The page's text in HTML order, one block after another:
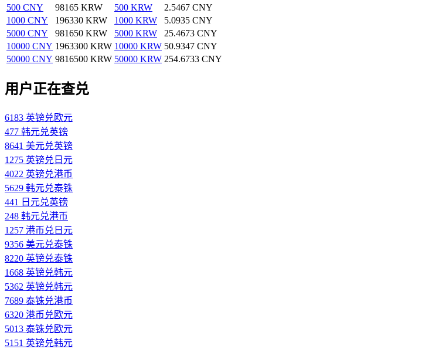
500 CNY
98165 KRW 500 KRW
2.5467 CNY
1000 CNY
196330 KRW 1000 KRW
5.0935 CNY
5000 CNY
981650 KRW 5000 KRW
25.4673 CNY
10000 CNY 1963300 KRW 10000 KRW 50.9347 CNY
50000 CNY 9816500 KRW 50000 KRW 254.6733 CNY
用户正在查兑
6183 英镑兑欧元
477 韩元兑英镑
8641 美元兑英镑
1275 英镑兑日元
4022 英镑兑港币
5629 韩元兑泰铢
441 日元兑英镑
248 韩元兑港币
1257 港币兑日元
9356 美元兑泰铢
8220 英镑兑泰铢
1668 英镑兑韩元
5362 英镑兑韩元
7689 泰铢兑港币
6320 港币兑欧元
5013 泰铢兑欧元
5151 英镑兑韩元